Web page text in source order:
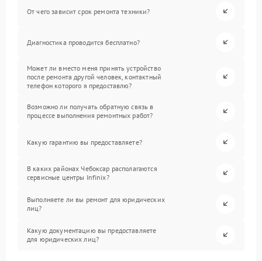
От чего зависит срок ремонта техники?
Диагностика проводится бесплатно?
Может ли вместо меня принять устройство
после ремонта другой человек, контактный
телефон которого я предоставлю?
Возможно ли получать обратную связь в
процессе выполнения ремонтных работ?
Какую гарантию вы предоставляете?
В каких районах Чебоксар располагаются
сервисные центры Infinix?
Выполняете ли вы ремонт для юридических
лиц?
Какую документацию вы предоставляете
для юридических лиц?